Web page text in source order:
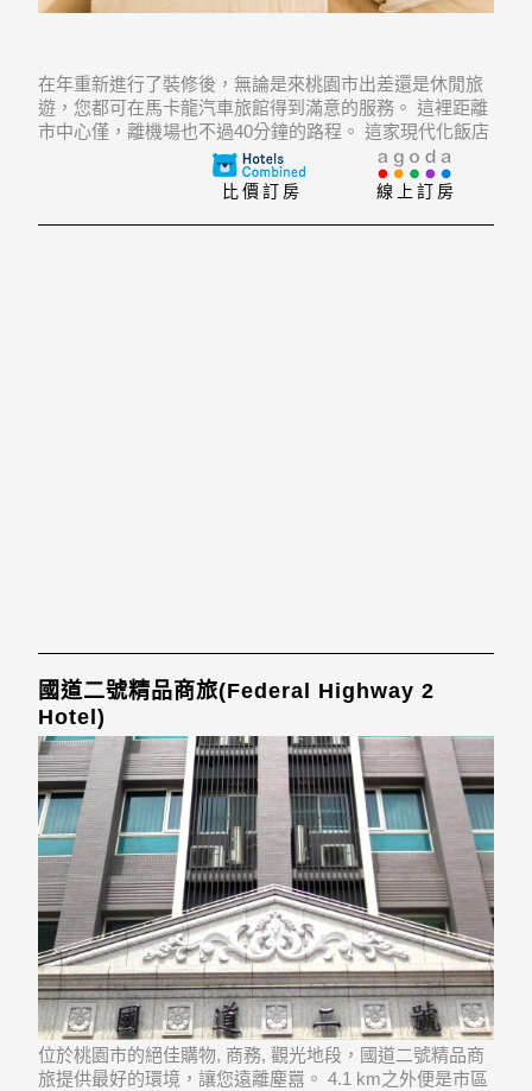
在年重新進行了裝修後，無論是來桃園市出差還是休閒旅
遊，您都可在馬卡龍汽車旅館得到滿意的服務。 這裡距離
市中心僅，離機場也不過40分鐘的路程。 這家現代化飯店
比鄰Pacific Sogo Zhongli, 中壢觀光夜市, Hungchi Women
& Childrens Hospital等熱
線上訂房
比價訂房
國道二號精品商旅(Federal Highway 2
Hotel)
位於桃園市的絕佳購物, 商務, 觀光地段，國道二號精品商
旅提供最好的環境，讓您遠離塵囂。 4.1 km之外便是市區